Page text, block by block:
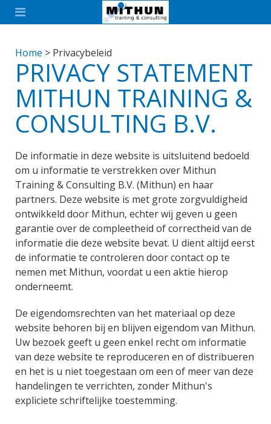
Home > Privacybeleid
PRIVACY STATEMENT
MITHUN TRAINING &
CONSULTING B.V.
De informatie in deze website is uitsluitend bedoeld
om u informatie te verstrekken over Mithun
Training & Consulting B.V. (Mithun) en haar
partners. Deze website is met grote zorgvuldigheid
ontwikkeld door Mithun, echter wij geven u geen
garantie over de compleetheid of correctheid van de
informatie die deze website bevat. U dient altijd eerst
de informatie te controleren door contact op te
nemen met Mithun, voordat u een aktie hierop
onderneemt.
De eigendomsrechten van het materiaal op deze
website behoren bij en blijven eigendom van Mithun.
Uw bezoek geeft u geen enkel recht om informatie
van deze website te reproduceren en of distribueren
en het is u niet toegestaan om een of meer van deze
handelingen te verrichten, zonder Mithun's
expliciete schriftelijke toestemming.